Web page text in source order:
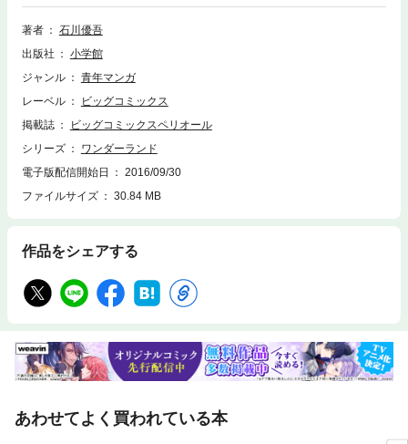
発見。そのスマホにかかってきた着信に出てみたところ、二人は自衛隊に
取り囲まれることに。一方ゆっこはタクヤとなんとか連絡を取ろうと、あ
こたちの逃亡劇はいかに…！？
著者
石川優吾
出版社
小学館
ジャンル
青年マンガ
レーベル
ビッグコミックス
掲載誌
ビッグコミックスペリオール
シリーズ
ワンダーランド
電子版配信開始日
2016/09/30
ファイルサイズ
30.84 MB
作品をシェアする
あわせてよく買われている本